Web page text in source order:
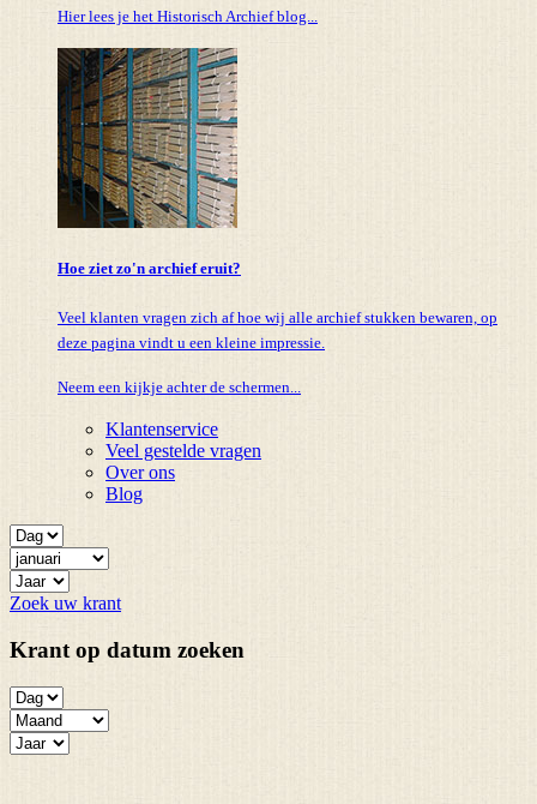
Hier lees je het Historisch Archief blog...
Hoe ziet zo'n archief eruit?
Veel klanten vragen zich af hoe wij alle archief stukken bewaren, op
deze pagina vindt u een kleine impressie.
Neem een kijkje achter de schermen...
Klantenservice
Veel gestelde vragen
Over ons
Blog
Zoek uw krant
Krant op datum zoeken